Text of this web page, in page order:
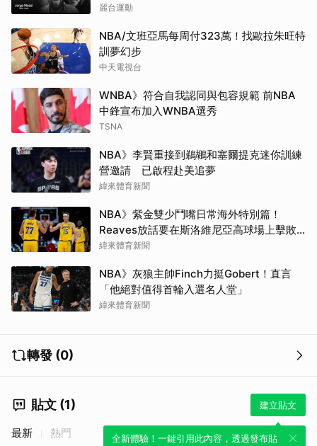
麗台運動
NBA/文班亞馬每周付323萬！找歐拉朱旺特
訓夢幻步
中天電視台
WNBA》符合自我認同與包容規範 前NBA
中鋒宣布加入WNBA選秀
TSNA
NBA》李賢重接到鵜鶘和塞爾提克迷你訓練
營邀請 已啟程赴美追夢
緯來體育新聞
NBA》紫金雙少鬥嘴日常海外特別篇！
Reaves放話要在斯洛維尼亞高球場上擊敗
Doncic
緯來體育新聞
NBA》灰狼主帥Finch力挺Gobert！直言
「他絕對值得首輪入選名人堂」
緯來體育新聞
轉發 (0)
貼文 (1) 建立貼文
全新體驗！一鍵引用此內容，透過發布貼
最新 熱門
取消